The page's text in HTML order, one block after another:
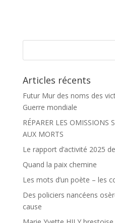
o e
Articles récents
Futur Mur des noms des
Guerre mondiale
RÉPARER LES OMISSIONS
AUX MORTS
Le rapport d’activité 2025
Quand la paix chemine
Les mots d’un poète – les
Des policiers nancéens
cause